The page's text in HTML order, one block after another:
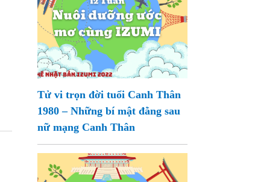
Tử vi trọn đời tuổi Canh Thân
1980 – Những bí mật đằng sau
nữ mạng Canh Thân